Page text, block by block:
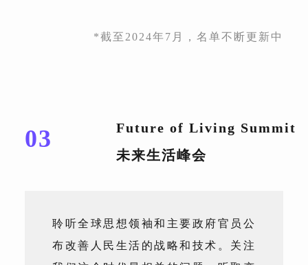
*截至2024年7月，名单不断更新中
03
Future of Living Summit
未来生活峰会
聆听全球思想领袖和主要政府官员公
布改善人民生活的战略和技术。关注